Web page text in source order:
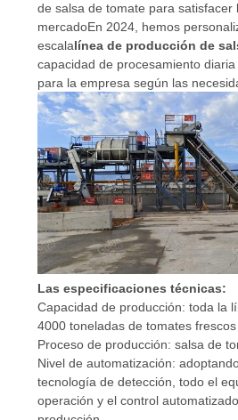
CONTACTO
CON
NOTICIAS
CASOS
PIDA
UNA
CITA
MAPA
DEL
SITIO
de salsa de tomate para satisfacer
mercadoEn 2024, hemos
escalalínea de producción de
capacidad de procesamiento
para la empresa según las
Las especificaciones técnicas:
Capacidad de producción: toda la
4000 toneladas de tomates frescos
Proceso de producción: salsa de
Nivel de automatización:
tecnología de detección, todo el
operación y el control